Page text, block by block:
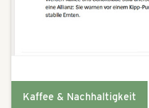
Kaffee & Nachhaltigkeit